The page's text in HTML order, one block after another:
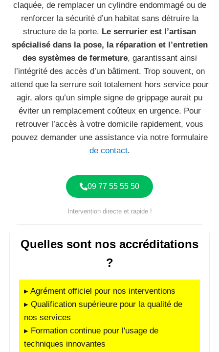
claquée, de remplacer un cylindre endommagé ou de
renforcer la sécurité d’un habitat sans détruire la
structure de la porte. Le serrurier est l’artisan
spécialisé dans la pose, la réparation et l’entretien
des systèmes de fermeture, garantissant ainsi
l’intégrité des accès d’un bâtiment. Trop souvent, on
attend que la serrure soit totalement hors service pour
agir, alors qu’un simple signe de grippage aurait pu
éviter un remplacement coûteux en urgence. Pour
retrouver l’accès à votre domicile rapidement, vous
pouvez demander une assistance via notre formulaire
de contact.
09 77 55 55 50
Intervention directe et rapide !
Quelles sont nos accréditations
?
▸ Agrément officiel pour nos interventions
▸ Qualification supérieure pour la qualité de
nos services
▸ Formation continue pour l'usage de
techniques innovantes